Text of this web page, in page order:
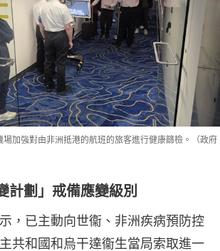
加強對由非洲抵港的航班的旅客進行健康篩檢。（政府
計劃」戒備應變級別
，已主動向世衞、非洲疾病預防控
共和國和烏干達衞生當局索取進一